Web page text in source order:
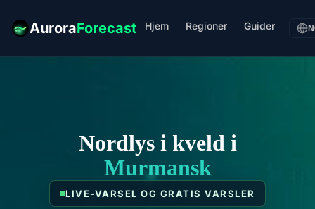
AuroraForecast Hjem Regioner Guider
Nordlys i kveld i
Murmansk
LIVE-VARSEL OG GRATIS VARSLER